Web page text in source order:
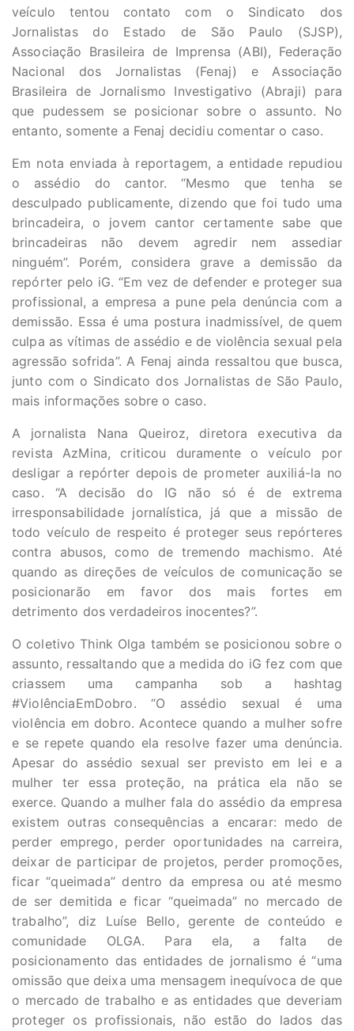
veículo tentou contato com o Sindicato dos
Jornalistas do Estado de São Paulo (SJSP),
Associação Brasileira de Imprensa (ABI), Federação
Nacional dos Jornalistas (Fenaj) e Associação
Brasileira de Jornalismo Investigativo (Abraji) para
que pudessem se posicionar sobre o assunto. No
entanto, somente a Fenaj decidiu comentar o caso.
Em nota enviada à reportagem, a entidade repudiou
o assédio do cantor. “Mesmo que tenha se
desculpado publicamente, dizendo que foi tudo uma
brincadeira, o jovem cantor certamente sabe que
brincadeiras não devem agredir nem assediar
ninguém”. Porém, considera grave a demissão da
repórter pelo iG. “Em vez de defender e proteger sua
profissional, a empresa a pune pela denúncia com a
demissão. Essa é uma postura inadmissível, de quem
culpa as vítimas de assédio e de violência sexual pela
agressão sofrida”. A Fenaj ainda ressaltou que busca,
junto com o Sindicato dos Jornalistas de São Paulo,
mais informações sobre o caso.
A jornalista Nana Queiroz, diretora executiva da
revista AzMina, criticou duramente o veículo por
desligar a repórter depois de prometer auxiliá-la no
caso. “A decisão do IG não só é de extrema
irresponsabilidade jornalística, já que a missão de
todo veículo de respeito é proteger seus repórteres
contra abusos, como de tremendo machismo. Até
quando as direções de veículos de comunicação se
posicionarão em favor dos mais fortes em
detrimento dos verdadeiros inocentes?”.
O coletivo Think Olga também se posicionou sobre o
assunto, ressaltando que a medida do iG fez com que
criassem uma campanha sob a hashtag
#ViolênciaEmDobro. “O assédio sexual é uma
violência em dobro. Acontece quando a mulher sofre
e se repete quando ela resolve fazer uma denúncia.
Apesar do assédio sexual ser previsto em lei e a
mulher ter essa proteção, na prática ela não se
exerce. Quando a mulher fala do assédio da empresa
existem outras consequências a encarar: medo de
perder emprego, perder oportunidades na carreira,
deixar de participar de projetos, perder promoções,
ficar “queimada” dentro da empresa ou até mesmo
de ser demitida e ficar “queimada” no mercado de
trabalho”, diz Luíse Bello, gerente de conteúdo e
comunidade OLGA. Para ela, a falta de
posicionamento das entidades de jornalismo é “uma
omissão que deixa uma mensagem inequívoca de que
o mercado de trabalho e as entidades que deveriam
proteger os profissionais, não estão do lados das